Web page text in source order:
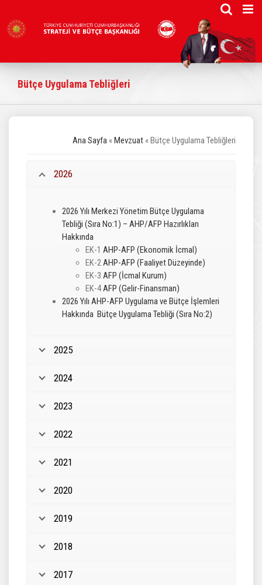
content
Bütçe Uygulama Tebliğleri
Ana Sayfa «Mevzuat « Bütçe Uygulama Tebliğleri
2026
2026 Yılı Merkezi Yönetim Bütçe Uygulama
Tebliği (Sıra No:1) – AHP/AFP Hazırlıkları
Hakkında
EK-1 AHP-AFP (Ekonomik İcmal)
EK-2AHP-AFP (Faaliyet Düzeyinde)
EK-3 AFP (İcmal Kurum)
EK-4AFP (Gelir-Finansman)
2026 Yılı AHP-AFP Uygulama ve Bütçe İşlemleri
Hakkında Bütçe Uygulama Tebliği (Sıra No:2)
2025
2024
2023
2022
2021
2020
2019
2018
2017